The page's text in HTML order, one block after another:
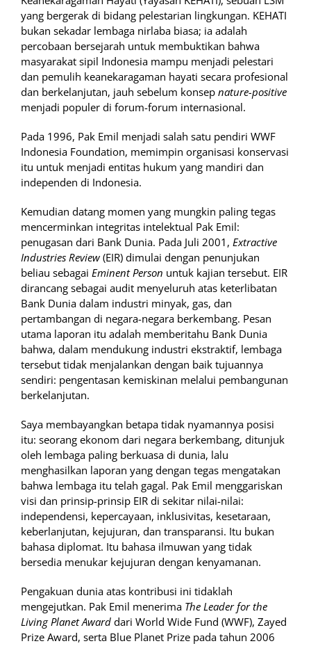
yang bergerak di bidang pelestarian lingkungan. KEHATI
bukan sekadar lembaga nirlaba biasa; ia adalah
percobaan bersejarah untuk membuktikan bahwa
masyarakat sipil Indonesia mampu menjadi pelestari
dan pemulih keanekaragaman hayati secara profesional
dan berkelanjutan, jauh sebelum konsep nature-positive
menjadi populer di forum-forum internasional.
Pada 1996, Pak Emil menjadi salah satu pendiri WWF
Indonesia Foundation, memimpin organisasi konservasi
itu untuk menjadi entitas hukum yang mandiri dan
independen di Indonesia.
Kemudian datang momen yang mungkin paling tegas
mencerminkan integritas intelektual Pak Emil:
penugasan dari Bank Dunia. Pada Juli 2001, Extractive
Industries Review (EIR) dimulai dengan penunjukan
beliau sebagai Eminent Person untuk kajian tersebut. EIR
dirancang sebagai audit menyeluruh atas keterlibatan
Bank Dunia dalam industri minyak, gas, dan
pertambangan di negara-negara berkembang. Pesan
utama laporan itu adalah memberitahu Bank Dunia
bahwa, dalam mendukung industri ekstraktif, lembaga
tersebut tidak menjalankan dengan baik tujuannya
sendiri: pengentasan kemiskinan melalui pembangunan
berkelanjutan.
Saya membayangkan betapa tidak nyamannya posisi
itu: seorang ekonom dari negara berkembang, ditunjuk
oleh lembaga paling berkuasa di dunia, lalu
menghasilkan laporan yang dengan tegas mengatakan
bahwa lembaga itu telah gagal. Pak Emil menggariskan
visi dan prinsip-prinsip EIR di sekitar nilai-nilai:
independensi, kepercayaan, inklusivitas, kesetaraan,
keberlanjutan, kejujuran, dan transparansi. Itu bukan
bahasa diplomat. Itu bahasa ilmuwan yang tidak
bersedia menukar kejujuran dengan kenyamanan.
Pengakuan dunia atas kontribusi ini tidaklah
mengejutkan. Pak Emil menerima The Leader for the
Living Planet Award dari World Wide Fund (WWF), Zayed
Prize Award, serta Blue Planet Prize pada tahun 2006